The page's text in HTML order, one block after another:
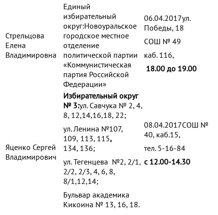
Стрельцова
Елена
Владимировна
Единый
избирательный
округ:Новоуральское
городское местное
отделение
политической партии
«Коммунистическая
партия Российской
Федерации»
06.04.2017ул.
Победы, 18
СОШ № 49
каб. 116,
18.00 до 19.00
Яценко Сергей
Владимирович
Избирательный округ
№ 3:ул. Савчука № 2, 4,
8, 12,14,16,18, 22;
ул. Ленина №107,
109, 113, 115,
134, 136;
ул. Тегенцева №2, 2/1,
2/2, 2/3, 4, 6, 8,
8/1,12,14;
Бульвар академика
Кикоина № 13, 16, 18.
08.04.2017СОШ №
40, каб.15,
тел. 5-16-84
с 12.00-14.30